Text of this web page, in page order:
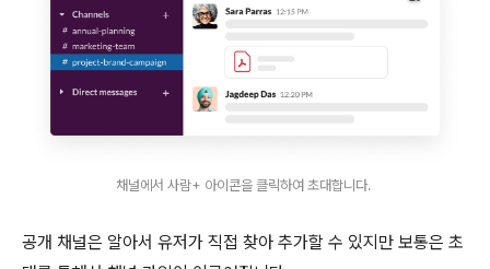
채널에서 사람+ 아이콘을 클릭하여 초대합니다.
공개 채널은 알아서 유저가 직접 찾아 추가할 수 있지만 보통은 초